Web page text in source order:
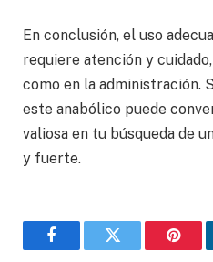
En conclusión, el uso
requiere atención y
como en la administración.
este anabólico puede
valiosa en tu búsqueda de
y fuerte.
FacebookTwitter